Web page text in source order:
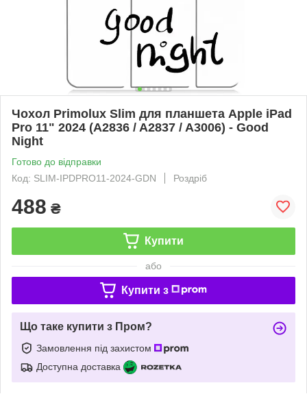
Чохол Primolux Slim для планшета Apple iPad
Pro 11" 2024 (A2836 / A2837 / A3006) - Good
Night
Готово до відправки
Код: SLIM-IPDPRO11-2024-GDN
Роздріб
488 ₴
Купити
або
Купити з
Що таке купити з Пром?
Замовлення під захистом
Доступна доставка